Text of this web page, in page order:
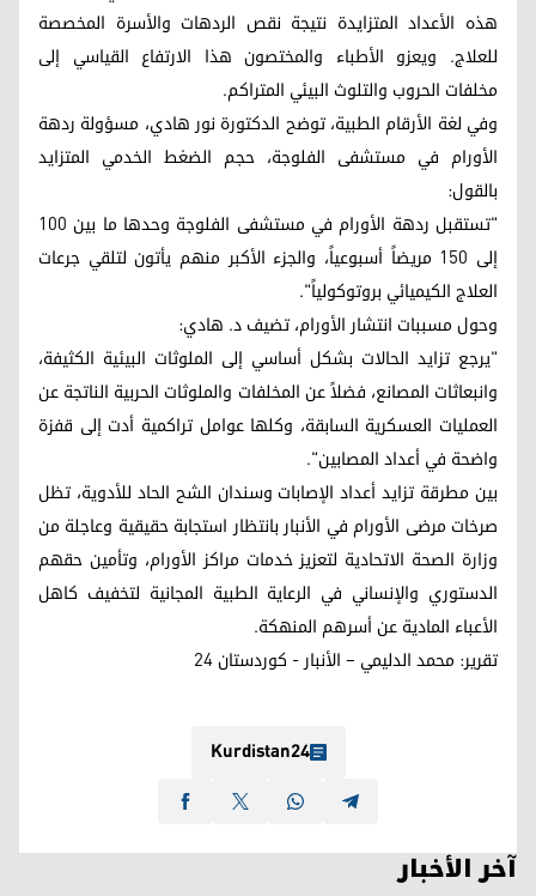
هذه الأعداد المتزايدة نتيجة نقص الردهات والأسرة المخصصة
للعلاج. ويعزو الأطباء والمختصون هذا الارتفاع القياسي إلى
مخلفات الحروب والتلوث البيئي المتراكم.
وفي لغة الأرقام الطبية، توضح الدكتورة نور هادي، مسؤولة ردهة
الأورام في مستشفى الفلوجة، حجم الضغط الخدمي المتزايد
بالقول:
"تستقبل ردهة الأورام في مستشفى الفلوجة وحدها ما بين 100
إلى 150 مريضاً أسبوعياً، والجزء الأكبر منهم يأتون لتلقي جرعات
العلاج الكيميائي بروتوكولياً".
وحول مسببات انتشار الأورام، تضيف د. هادي:
"يرجع تزايد الحالات بشكل أساسي إلى الملوثات البيئية الكثيفة،
وانبعاثات المصانع، فضلاً عن المخلفات والملوثات الحربية الناتجة عن
العمليات العسكرية السابقة، وكلها عوامل تراكمية أدت إلى قفزة
واضحة في أعداد المصابين".
بين مطرقة تزايد أعداد الإصابات وسندان الشح الحاد للأدوية، تظل
صرخات مرضى الأورام في الأنبار بانتظار استجابة حقيقية وعاجلة من
وزارة الصحة الاتحادية لتعزيز خدمات مراكز الأورام، وتأمين حقهم
الدستوري والإنساني في الرعاية الطبية المجانية لتخفيف كاهل
الأعباء المادية عن أسرهم المنهكة.
تقرير: محمد الدليمي – الأنبار - كوردستان 24
Kurdistan24
آخر الأخبار